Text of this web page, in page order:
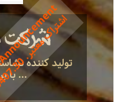
ا
.
شرکت
تولید کننده
... با
تاریخچه
لیست
محصولات